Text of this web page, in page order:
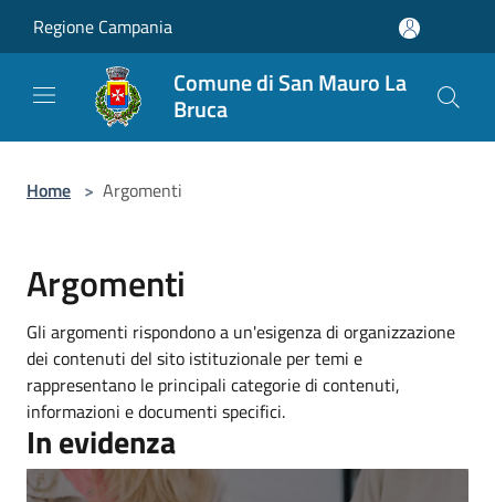
Regione Campania
Comune di San Mauro La
Bruca
Home > Argomenti
Argomenti
Gli argomenti rispondono a un'esigenza di organizzazione
dei contenuti del sito istituzionale per temi e
rappresentano le principali categorie di contenuti,
informazioni e documenti specifici.
In evidenza